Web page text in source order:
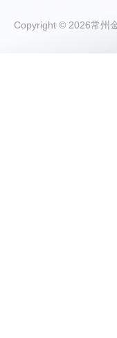
Copyright © 2026常州